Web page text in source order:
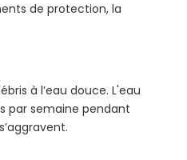
de protection, la
à l’eau douce. L'eau
par semaine pendant